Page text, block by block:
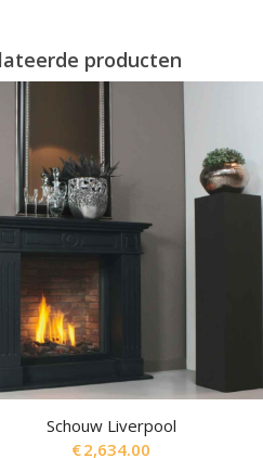
producten
Schouw Liverpool
€2,634.00